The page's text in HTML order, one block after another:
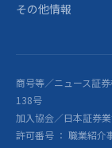
その他情報
商号等／ニュース証
138号
加入協会／日本証券
許可番号 ： 職業紹介